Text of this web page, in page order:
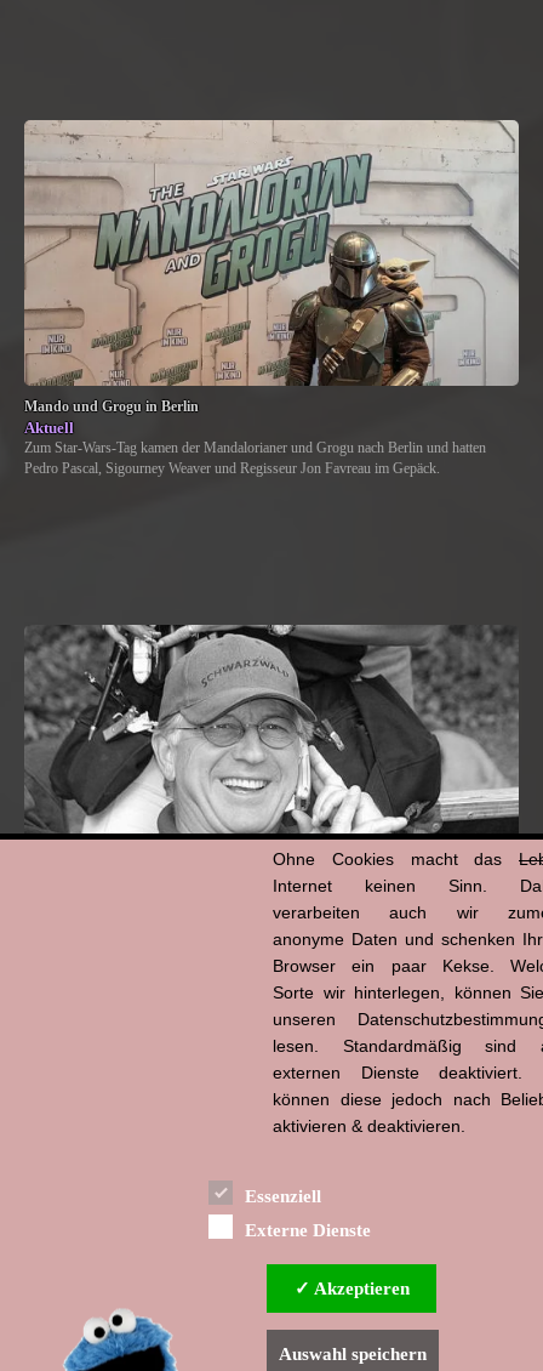
Mando und Grogu in Berlin
Aktuell
Zum Star-Wars-Tag kamen der Mandalorianer und Grogu nach Berlin und hatten
Pedro Pascal, Sigourney Weaver und Regisseur Jon Favreau im Gepäck.
Ohne Cookies macht das
Internet keinen Sinn.
verarbeiten auch wir
anonyme Daten und schenken
Browser ein paar Kekse.
Sorte wir hinterlegen, können
unseren
lesen. Standardmäßig sind
externen Dienste deaktiviert.
können diese jedoch nach
aktivieren & deaktivieren.
Essenziell
Externe Dienste
✓ Akzeptieren
Auswahl speichern